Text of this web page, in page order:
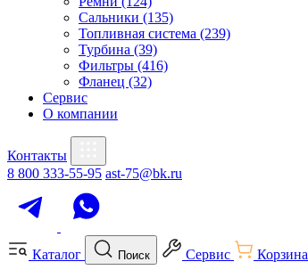
Сальники (135)
Топливная система (239)
Турбина (39)
Фильтры (416)
Фланец (32)
Сервис
О компании
Контакты
8 800 333-55-95 ast-75@bk.ru
Каталог Поиск Сервис Корзина